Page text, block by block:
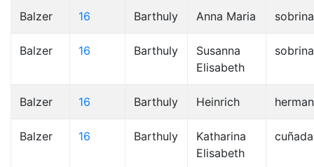
Balzer 16 Barthuly Anna Maria sobrina
Balzer 16 Barthuly
Susanna
Elisabeth
sobrina
Balzer 16 Barthuly Heinrich
Balzer 16 Barthuly
Katharina
Elisabeth
cuñada